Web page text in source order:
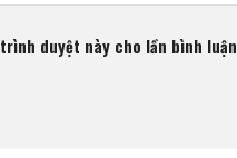
duyệt này cho lần bình